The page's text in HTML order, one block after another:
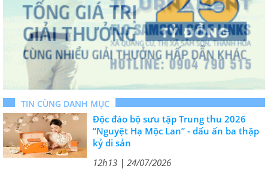
TIN CÙNG DANH MỤC
Độc đáo bộ sưu tập Trung thu 2026
“Nguyệt Hạ Mộc Lan” - dấu ấn ba thập
kỷ di sản
12h13 | 24/07/2026